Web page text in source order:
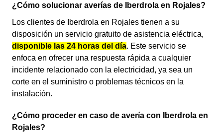
¿Cómo solucionar averías de Iberdrola en Rojales?
Los clientes de Iberdrola en Rojales tienen a su
disposición un servicio gratuito de asistencia eléctrica,
disponible las 24 horas del día. Este servicio se
enfoca en ofrecer una respuesta rápida a cualquier
incidente relacionado con la electricidad, ya sea un
corte en el suministro o problemas técnicos en la
instalación.
¿Cómo proceder en caso de avería con Iberdrola en
Rojales?